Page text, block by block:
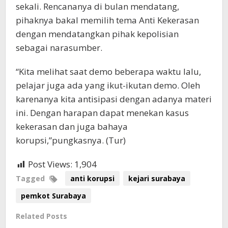
sekali. Rencananya di bulan mendatang,
pihaknya bakal memilih tema Anti Kekerasan
dengan mendatangkan pihak kepolisian
sebagai narasumber.
“Kita melihat saat demo beberapa waktu lalu,
pelajar juga ada yang ikut-ikutan demo. Oleh
karenanya kita antisipasi dengan adanya materi
ini. Dengan harapan dapat menekan kasus
kekerasan dan juga bahaya
korupsi,”pungkasnya. (Tur)
Post Views: 1,904
Tagged anti korupsi
kejari surabaya
pemkot Surabaya
Related Posts